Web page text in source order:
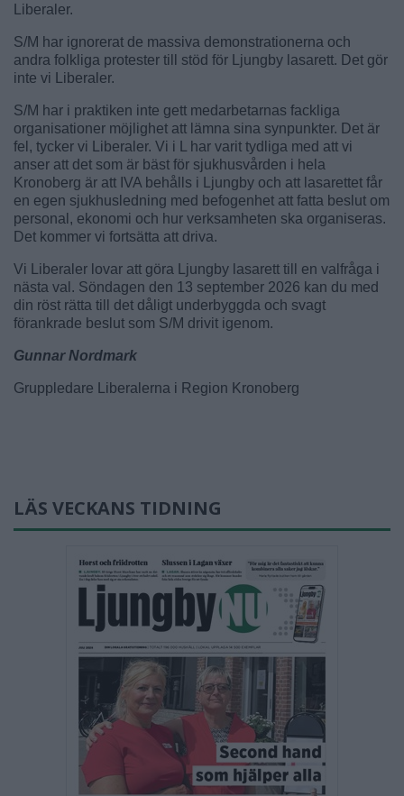
Liberaler.
S/M har ignorerat de massiva demonstrationerna och
andra folkliga protester till stöd för Ljungby lasarett. Det gör
inte vi Liberaler.
S/M har i praktiken inte gett medarbetarnas fackliga
organisationer möjlighet att lämna sina synpunkter. Det är
fel, tycker vi Liberaler. Vi i L har varit tydliga med att vi
anser att det som är bäst för sjukhusvården i hela
Kronoberg är att IVA behålls i Ljungby och att lasarettet får
en egen sjukhusledning med befogenhet att fatta beslut om
personal, ekonomi och hur verksamheten ska organiseras.
Det kommer vi fortsätta att driva.
Vi Liberaler lovar att göra Ljungby lasarett till en valfråga i
nästa val. Söndagen den 13 september 2026 kan du med
din röst rätta till det dåligt underbyggda och svagt
förankrade beslut som S/M drivit igenom.
Gunnar Nordmark
Gruppledare Liberalerna i Region Kronoberg
LÄS VECKANS TIDNING